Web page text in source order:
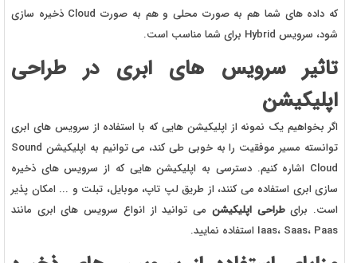
که داده های شما هم به صورت محلی و هم به صورت Cloud ذخیره سازی
شود، سرویس Hybrid برای شما مناسب است.
تاثیر سرویس های ابری در طراحی
اپلیکیشن
اگر بخواهیم یک نمونه از اپلیکیشن هایی که با استفاده از سرویس های ابری
توانسته مسیر موفقیت را به خوبی طی کند، می توانیم به اپلیکیشن Sound
Cloud اشاره کنیم. دسترسی به اپلیکیشن هایی که از سرویس های ذخیره
سازی ابری استفاده می کنند، از طریق لپ تاپ، موبایل، تبلت و ... امکان پذیر
است. برایطراحی اپلیکیشن می توانید از انواع سرویس های ابری مانند
Iaas، Saas، Paas استفاده نمایید.